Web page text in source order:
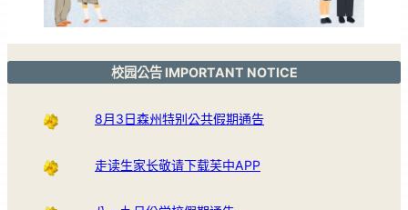
校园公告 IMPORTANT NOTICE
8月3日森州特别公共假期通告
走读生家长敬请下载芙中APP